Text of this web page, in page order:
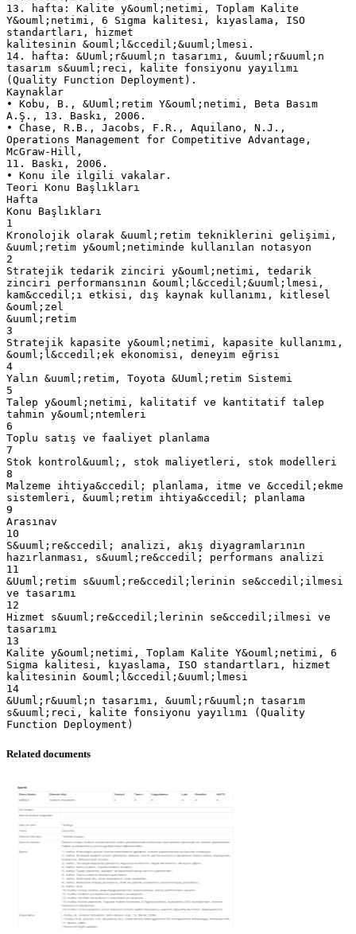
13. hafta: Kalite y&ouml;netimi, Toplam Kalite
Y&ouml;netimi, 6 Sigma kalitesi, kıyaslama, ISO
standartları, hizmet
kalitesinin &ouml;l&ccedil;&uuml;lmesi.
14. hafta: &Uuml;r&uuml;n tasarımı, &uuml;r&uuml;n
tasarım s&uuml;reci, kalite fonsiyonu yayılımı
(Quality Function Deployment).
Kaynaklar
• Kobu, B., &Uuml;retim Y&ouml;netimi, Beta Basım
A.Ş., 13. Baskı, 2006.
• Chase, R.B., Jacobs, F.R., Aquilano, N.J.,
Operations Management for Competitive Advantage,
McGraw-Hill,
11. Baskı, 2006.
• Konu ile ilgili vakalar.
Teori Konu Başlıkları
Hafta
Konu Başlıkları
1
Kronolojik olarak &uuml;retim tekniklerini gelişimi,
&uuml;retim y&ouml;netiminde kullanılan notasyon
2
Stratejik tedarik zinciri y&ouml;netimi, tedarik
zinciri performansının &ouml;l&ccedil;&uuml;lmesi,
kam&ccedil;ı etkisi, dış kaynak kullanımı, kitlesel
&ouml;zel
&uuml;retim
3
Stratejik kapasite y&ouml;netimi, kapasite kullanımı,
&ouml;l&ccedil;ek ekonomisi, deneyim eğrisi
4
Yalın &uuml;retim, Toyota &Uuml;retim Sistemi
5
Talep y&ouml;netimi, kalitatif ve kantitatif talep
tahmin y&ouml;ntemleri
6
Toplu satış ve faaliyet planlama
7
Stok kontrol&uuml;, stok maliyetleri, stok modelleri
8
Malzeme ihtiya&ccedil; planlama, itme ve &ccedil;ekme
sistemleri, &uuml;retim ihtiya&ccedil; planlama
9
Arasınav
10
S&uuml;re&ccedil; analizi, akış diyagramlarının
hazırlanması, s&uuml;re&ccedil; performans analizi
11
&Uuml;retim s&uuml;re&ccedil;lerinin se&ccedil;ilmesi
ve tasarımı
12
Hizmet s&uuml;re&ccedil;lerinin se&ccedil;ilmesi ve
tasarımı
13
Kalite y&ouml;netimi, Toplam Kalite Y&ouml;netimi, 6
Sigma kalitesi, kıyaslama, ISO standartları, hizmet
kalitesinin &ouml;l&ccedil;&uuml;lmesi
14
&Uuml;r&uuml;n tasarımı, &uuml;r&uuml;n tasarım
s&uuml;reci, kalite fonsiyonu yayılımı (Quality
Related documents